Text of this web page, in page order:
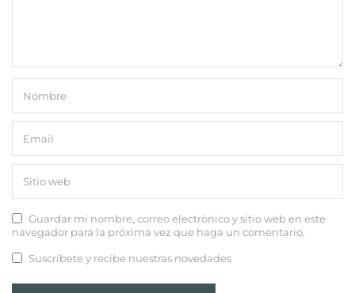
Guardar mi nombre, correo electrónico y sitio web en este
navegador para la próxima vez que haga un comentario.
Suscríbete y recibe nuestras novedades